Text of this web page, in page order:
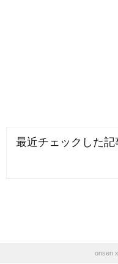
最近チェックした記
onsen